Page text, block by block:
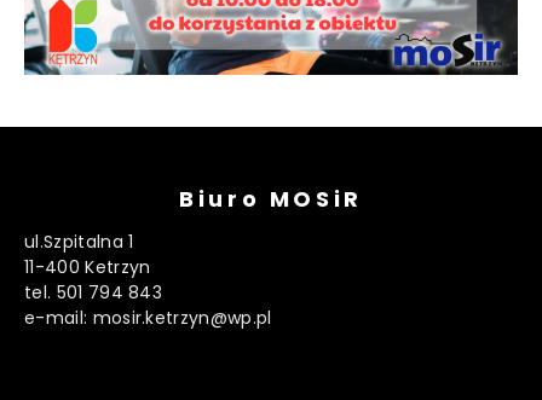
Biuro MOSiR
ul.Szpitalna 1
11-400 Ketrzyn
tel. 501 794 843
e-mail: mosir.ketrzyn@wp.pl